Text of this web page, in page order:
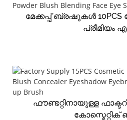
മേക്കപ്പ് ബ്രഷുകൾ 10PCS
പ്രീമിയം
ഫൗണ്ടറ്റിനായുള്ള
കോസ്മെറ്റിക്